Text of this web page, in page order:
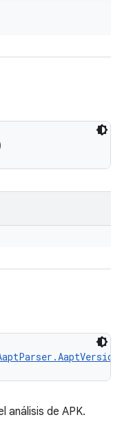
análisis de APK.